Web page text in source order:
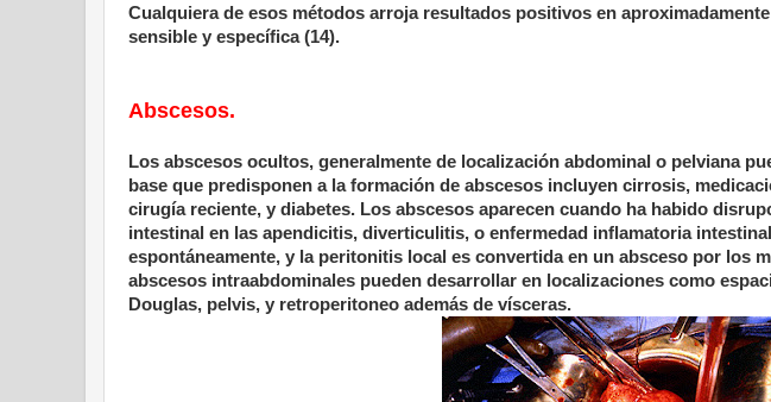
Cualquiera de esos métodos arroja resultados positivos en
sensible y específica (14).
Abscesos.
Los abscesos ocultos, generalmente de localización abdominal o pelviana
base que predisponen a la formación de abscesos incluyen cirrosis,
cirugía reciente, y diabetes. Los abscesos aparecen cuando ha habido
intestinal en las apendicitis, diverticulitis, o enfermedad inflamatoria
espontáneamente, y la peritonitis local es convertida en un absceso por los
abscesos intraabdominales pueden desarrollar en localizaciones como
Douglas, pelvis, y retroperitoneo además de vísceras.